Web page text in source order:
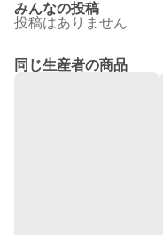
みんなの投稿
投稿はありません
同じ生産者の商品